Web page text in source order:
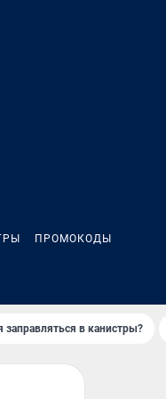
ПРОМОКОДЫ
заправляться в канистры?